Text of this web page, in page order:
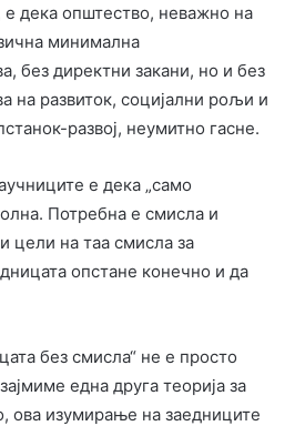
е дека општество, неважно на
минимална
без директни закани, но и без
на развиток, социјални рољи и
развој, неумитно гасне.
е дека „само
Потребна е смисла и
цели на таа смисла за
опстане конечно и да
без смисла“ не е просто
една друга теорија за
ова изумирање на заедниците